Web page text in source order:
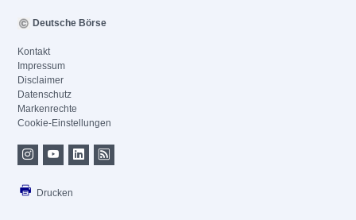
Deutsche Börse
Kontakt
Impressum
Disclaimer
Datenschutz
Markenrechte
Cookie-Einstellungen
Drucken